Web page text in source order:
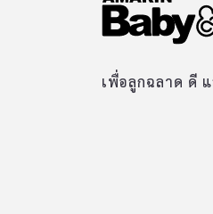
เพื่อลูกฉลาด ดี